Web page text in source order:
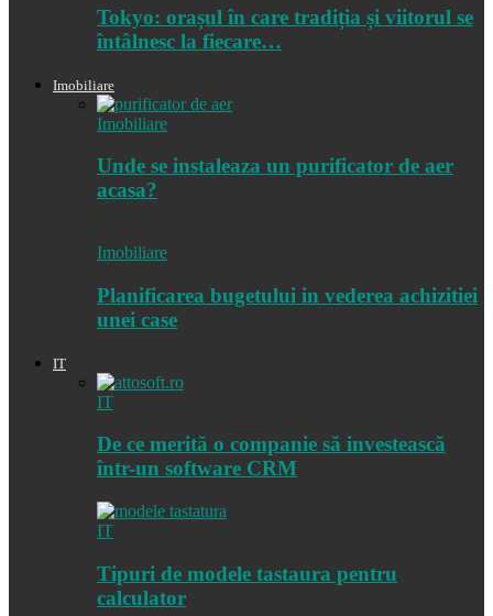
Tokyo: orașul în care tradiția și viitorul se
întâlnesc la fiecare…
Imobiliare
Imobiliare
Unde se instaleaza un purificator de aer
acasa?
Imobiliare
Planificarea bugetului in vederea achizitiei
unei case
IT
IT
De ce merită o companie să investească
într-un software CRM
IT
Tipuri de modele tastaura pentru
calculator